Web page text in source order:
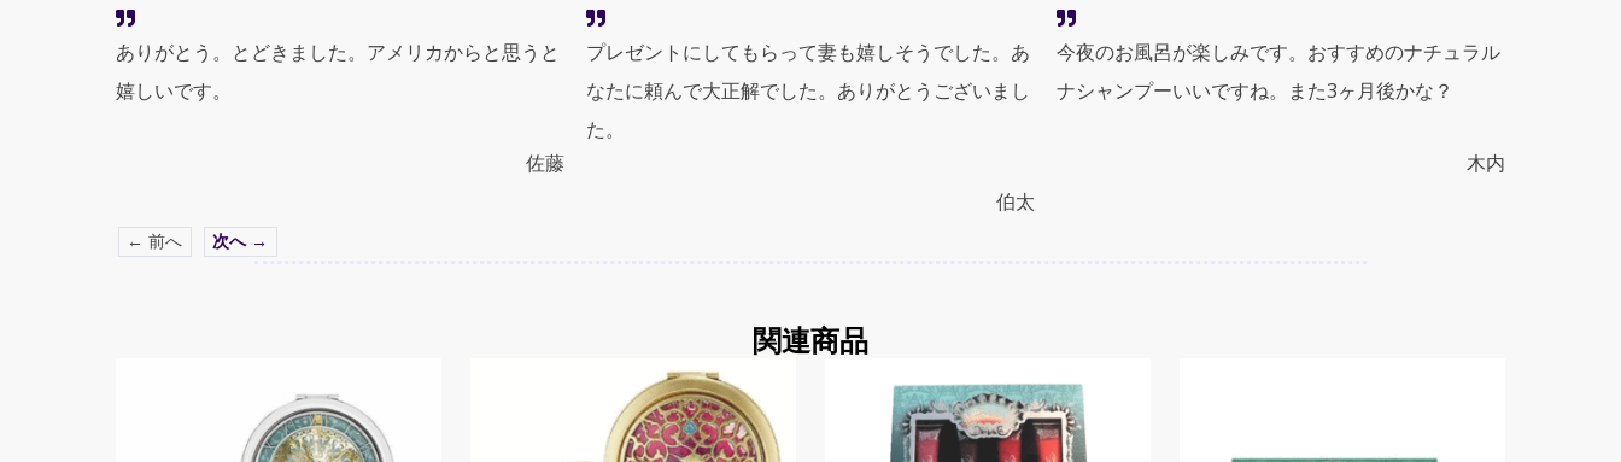
ありがとう。とどきました。アメリカからと思うと
嬉しいです。
佐藤
プレゼントにしてもらって妻も嬉しそうでした。あ
なたに頼んで大正解でした。ありがとうございまし
た。
伯太
今夜のお風呂が楽しみです。おすすめのナチュラル
ナシャンプーいいですね。また3ヶ月後かな？
木内
← 前へ 次へ →
関連商品